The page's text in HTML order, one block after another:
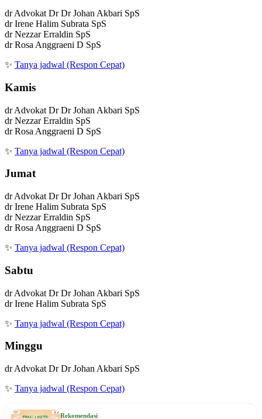
dr Advokat Dr Dr Johan Akbari SpS
dr Irene Halim Subrata SpS
dr Nezzar Erraldin SpS
dr Rosa Anggraeni D SpS
✨ Tanya jadwal (Respon Cepat)
Kamis
dr Advokat Dr Dr Johan Akbari SpS
dr Nezzar Erraldin SpS
dr Rosa Anggraeni D SpS
✨ Tanya jadwal (Respon Cepat)
Jumat
dr Advokat Dr Dr Johan Akbari SpS
dr Irene Halim Subrata SpS
dr Nezzar Erraldin SpS
dr Rosa Anggraeni D SpS
✨ Tanya jadwal (Respon Cepat)
Sabtu
dr Advokat Dr Dr Johan Akbari SpS
dr Irene Halim Subrata SpS
✨ Tanya jadwal (Respon Cepat)
Minggu
dr Advokat Dr Dr Johan Akbari SpS
✨ Tanya jadwal (Respon Cepat)
Rekomendasi